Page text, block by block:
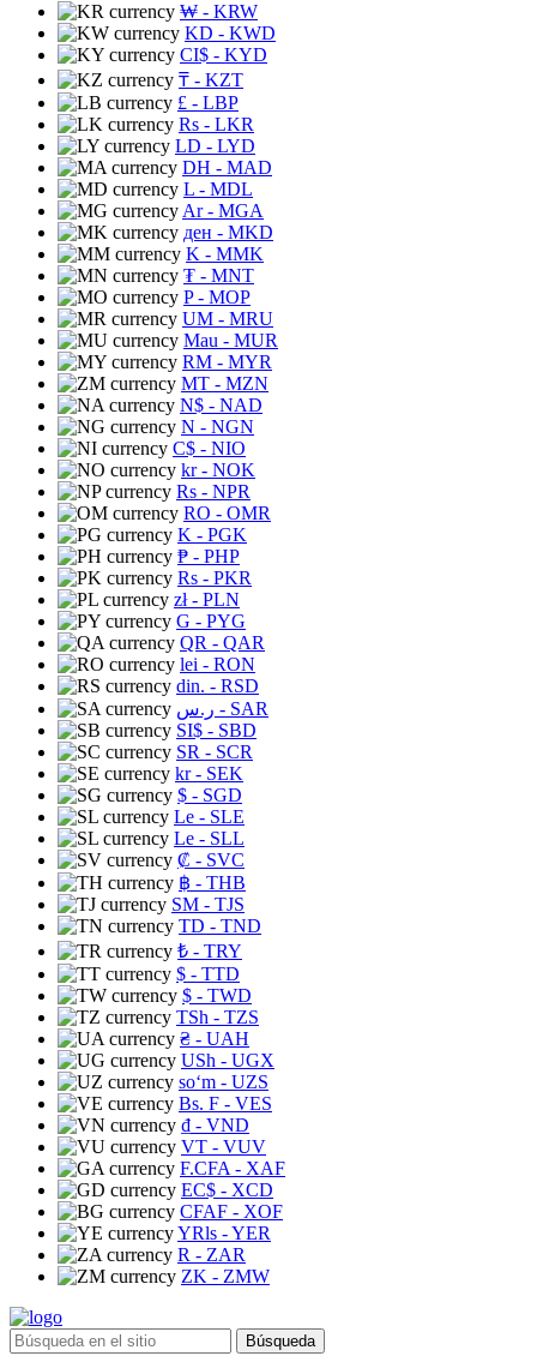
₩ - KRW
KD - KWD
CI$ - KYD
₸ - KZT
£ - LBP
Rs - LKR
LD - LYD
DH - MAD
L - MDL
Ar- MGA
ден - MKD
K - MMK
₮ - MNT
P- MOP
UM - MRU
Mau - MUR
RM - MYR
MT - MZN
N$ - NAD
N - NGN
C$ - NIO
kr- NOK
Rs - NPR
RO - OMR
K - PGK
₱ - PHP
Rs - PKR
zł- PLN
G - PYG
QR - QAR
lei - RON
din. - RSD
ر.س - SAR
SI$ - SBD
SR - SCR
kr- SEK
$ - SGD
Le - SLE
Le - SLL
₡ - SVC
฿ - THB
ЅМ - TJS
TD - TND
₺ - TRY
$ - TTD
$ - TWD
TSh - TZS
₴ - UAH
USh - UGX
soʻm - UZS
Bs. F - VES
₫ - VND
VT - VUV
F.CFA - XAF
EC$ - XCD
CFAF - XOF
YRls - YER
R - ZAR
ZK - ZMW
Búsqueda